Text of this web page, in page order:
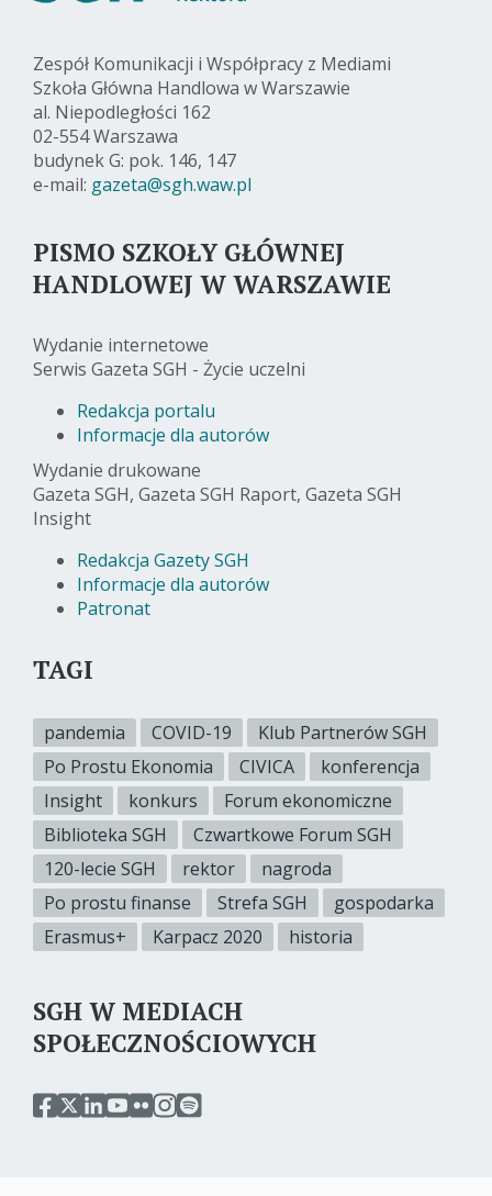
Zespół Komunikacji i Współpracy z Mediami
Szkoła Główna Handlowa w Warszawie
al. Niepodległości 162
02-554 Warszawa
budynek G: pok. 146, 147
e-mail: gazeta@sgh.waw.pl
PISMO SZKOŁY GŁÓWNEJ
HANDLOWEJ W WARSZAWIE
Wydanie internetowe
Serwis Gazeta SGH - Życie uczelni
Redakcja portalu
Informacje dla autorów
Wydanie drukowane
Gazeta SGH, Gazeta SGH Raport, Gazeta SGH
Insight
Redakcja Gazety SGH
Informacje dla autorów
Patronat
TAGI
pandemia COVID-19
Klub Partnerów SGH
Po Prostu Ekonomia
CIVICA
konferencja
Insight
konkurs
Forum ekonomiczne
Biblioteka SGH
Czwartkowe Forum SGH
120-lecie SGH
rektor
nagroda
Po prostu finanse
Strefa SGH
gospodarka
Erasmus+
Karpacz 2020 historia
SGH W MEDIACH
SPOŁECZNOŚCIOWYCH
przejdź
przejdź
przejdź
przejdź
przejdź
przejdźprzejdź